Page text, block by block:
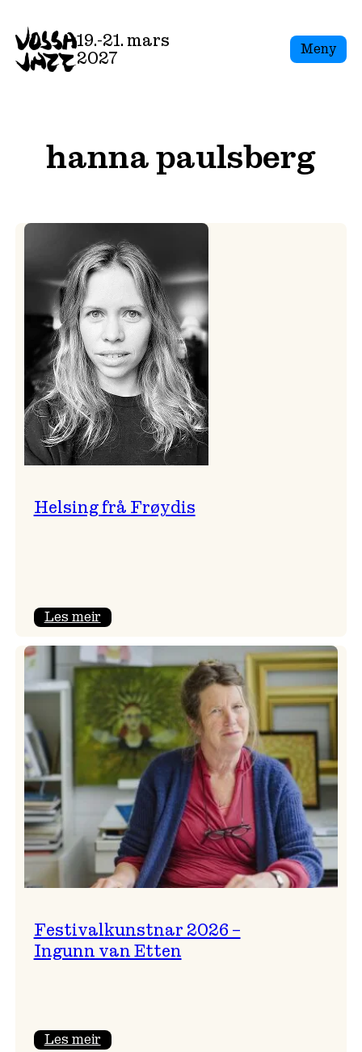
to
content
19.-21. mars
2027
Meny
hanna paulsberg
Helsing frå Frøydis
Les meir:
frå
Frøydis
Festivalkunstnar 2026 –
Ingunn van Etten
Les meir: